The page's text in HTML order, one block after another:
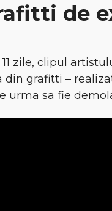
de
zile, clipul
grafitti –
urma sa fie